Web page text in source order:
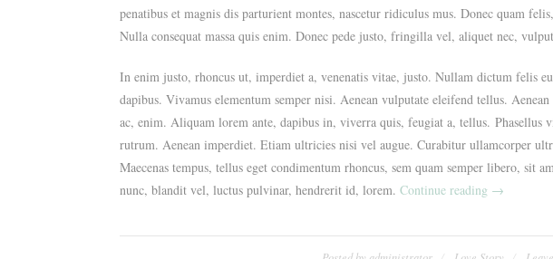
penatibus et magnis dis parturient montes, nascetur ridiculus mus. Donec quam
Nulla consequat massa quis enim. Donec pede justo, fringilla vel, aliquet nec,
In enim justo, rhoncus ut, imperdiet a, venenatis vitae, justo. Nullam dictum felis
dapibus. Vivamus elementum semper nisi. Aenean vulputate eleifend tellus.
ac, enim. Aliquam lorem ante, dapibus in, viverra quis, feugiat a, tellus. Phasellus
rutrum. Aenean imperdiet. Etiam ultricies nisi vel augue. Curabitur ullamcorper
Maecenas tempus, tellus eget condimentum rhoncus, sem quam semper libero, sit
nunc, blandit vel, luctus pulvinar, hendrerit id, lorem. Continue reading „Our
Engagement
→